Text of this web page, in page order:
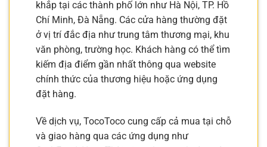
khắp tại các thành phố lớn như Hà Nội, TP. Hồ
Chí Minh, Đà Nẵng. Các cửa hàng thường đặt
ở vị trí đắc địa như trung tâm thương mại, khu
văn phòng, trường học. Khách hàng có thể tìm
kiếm địa điểm gần nhất thông qua website
chính thức của thương hiệu hoặc ứng dụng
đặt hàng.
Về dịch vụ, TocoToco cung cấp cả mua tại chỗ
và giao hàng qua các ứng dụng như